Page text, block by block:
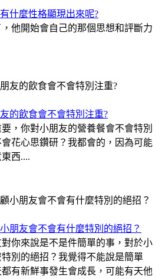
什麼性格顯現出來呢?
他開始會自己的那個思想和評斷力
的飲食會不會特別注重?
，你對小朋友的營養餐會不會特別
花心思鑽研？我都會的，因為可能
西....
朋友會不會有什麼特別的絕招？
你來說是不是件簡單的事，對於小
別的絕招？我覺得不能說是簡單
有新鮮事發生會成長，可能有天他